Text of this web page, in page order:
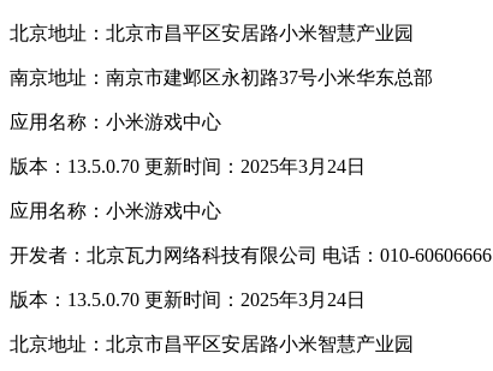
北京地址：北京市昌平区安居路小米智慧产业园
南京地址：南京市建邺区永初路37号小米华东总部
应用名称：小米游戏中心
版本：13.5.0.70 更新时间：2025年3月24日
应用名称：小米游戏中心
开发者：北京瓦力网络科技有限公司 电话：010-60606666
版本：13.5.0.70 更新时间：2025年3月24日
北京地址：北京市昌平区安居路小米智慧产业园